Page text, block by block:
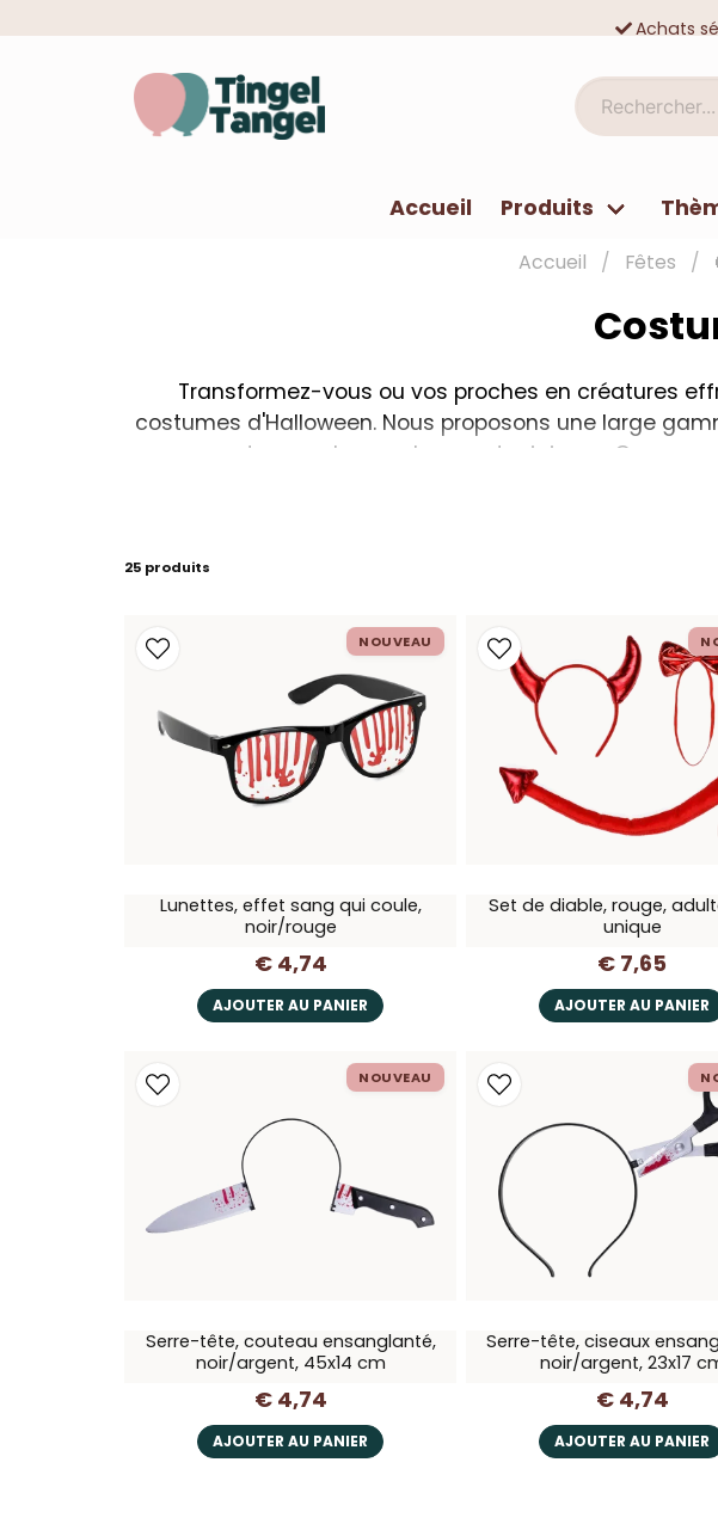
Achats
Rechercher...
Accueil Produits
Accueil Fêtes
Transformez-vous ou vos proches en créatures
costumes d'Halloween. Nous proposons une large
aux costumes plus modernes et originaux. Que
ambiance inquiétante chez vous, nous avons ce qu'il
25 produits
Lunettes, effet sang qui coule,
noir/rouge
€ 4,74
AJOUTER AU PANIER
NOUVEAU
Set de diable, rouge,
unique
€ 7,65
AJOUTER AU PANIER
Serre-tête, couteau ensanglanté,
noir/argent, 45x14 cm
€ 4,74
AJOUTER AU PANIER
NOUVEAU
Serre-tête, ciseaux
noir/argent, 23x17
€ 4,74
AJOUTER AU PANIER